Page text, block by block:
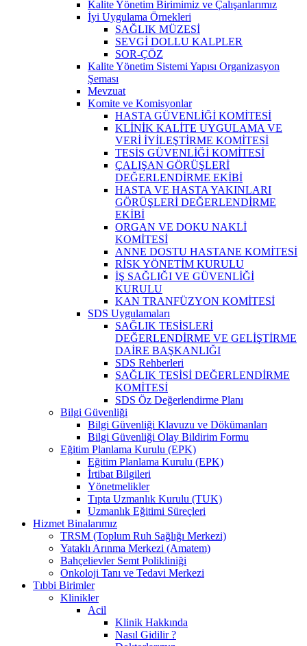
Kalite Yönetim Birimimiz ve Çalışanlarımız
İyi Uygulama Örnekleri
SAĞLIK MÜZESİ
SEVGİ DOLLU KALPLER
SOR-ÇÖZ
Kalite Yönetim Sistemi Yapısı Organizasyon
Şeması
Mevzuat
Komite ve Komisyonlar
HASTA GÜVENLİĞİ KOMİTESİ
KLİNİK KALİTE UYGULAMA VE
VERİ İYİLEŞTİRME KOMİTESİ
TESİS GÜVENLİĞİ KOMİTESİ
ÇALIŞAN GÖRÜŞLERİ
DEĞERLENDİRME EKİBİ
HASTA VE HASTA YAKINLARI
GÖRÜŞLERİ DEĞERLENDİRME
EKİBİ
ORGAN VE DOKU NAKLİ
KOMİTESİ
ANNE DOSTU HASTANE KOMİTESİ
RİSK YÖNETİM KURULU
İŞ SAĞLIĞI VE GÜVENLİĞİ
KURULU
KAN TRANFÜZYON KOMİTESİ
SDS Uygulamaları
SAĞLIK TESİSLERİ
DEĞERLENDİRME VE GELİŞTİRME
DAİRE BAŞKANLIĞI
SDS Rehberleri
SAĞLIK TESİSİ DEĞERLENDİRME
KOMİTESİ
SDS Öz Değerlendirme Planı
Bilgi Güvenliği
Bilgi Güvenliği Klavuzu ve Dökümanları
Bilgi Güvenliği Olay Bildirim Formu
Eğitim Planlama Kurulu (EPK)
Eğitim Planlama Kurulu (EPK)
İrtibat Bilgileri
Yönetmelikler
Tıpta Uzmanlık Kurulu (TUK)
Uzmanlık Eğitimi Süreçleri
Hizmet Binalarımız
TRSM (Toplum Ruh Sağlığı Merkezi)
Yataklı Arınma Merkezi (Amatem)
Bahçelievler Semt Polikliniği
Onkoloji Tanı ve Tedavi Merkezi
Tıbbi Birimler
Klinikler
Acil
Klinik Hakkında
Nasıl Gidilir ?